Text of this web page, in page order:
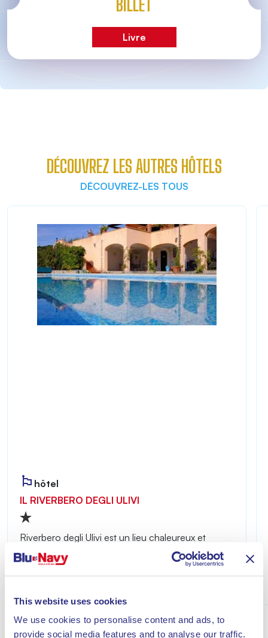
This website uses cookies
We use cookies to personalise content and ads, to
provide social media features and to analyse our traffic.
Livre
DÉCOUVREZ LES AUTRES HÔTELS
DÉCOUVREZ-LES TOUS
hôtel
IL RIVERBERO DEGLI ULIVI
Riverbero degli Ulivi est un lieu chaleureux et
d’un séjour placé sous le signe de la détente à
quelques minutes de la mer de Lacona.